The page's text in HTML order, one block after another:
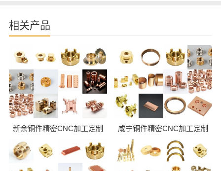
相关产品
新余铜件精密CNC加工定制 咸宁铜件精密CNC加工定制